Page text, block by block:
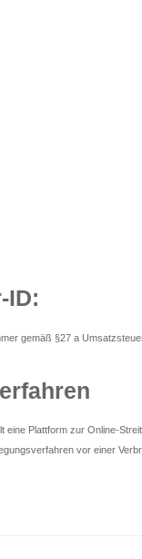
ID:
gemäß §27 a
eine Plattform zur Online-
vor einer